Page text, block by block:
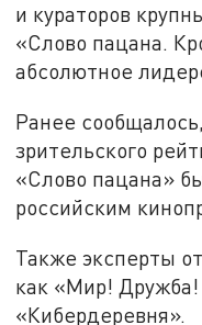
и кураторов
«Слово пацана.
абсолютное
Ранее
зрительского
«Слово пацана»
российским
Также эксперты
как «Мир!
«Кибердеревня».